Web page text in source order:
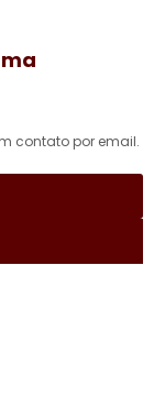
contato por email.